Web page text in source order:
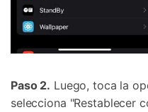
Paso 2. Luego, toca la
selecciona "Restablecer